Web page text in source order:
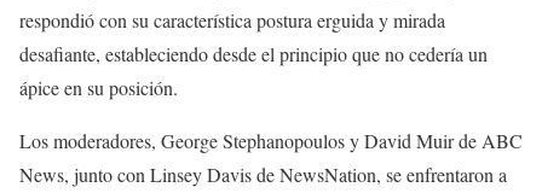
respondió con su característica postura erguida y mirada
desafiante, estableciendo desde el principio que no cedería un
ápice en su posición.
Los moderadores, George Stephanopoulos y David Muir de ABC
News, junto con Linsey Davis de NewsNation, se enfrentaron a